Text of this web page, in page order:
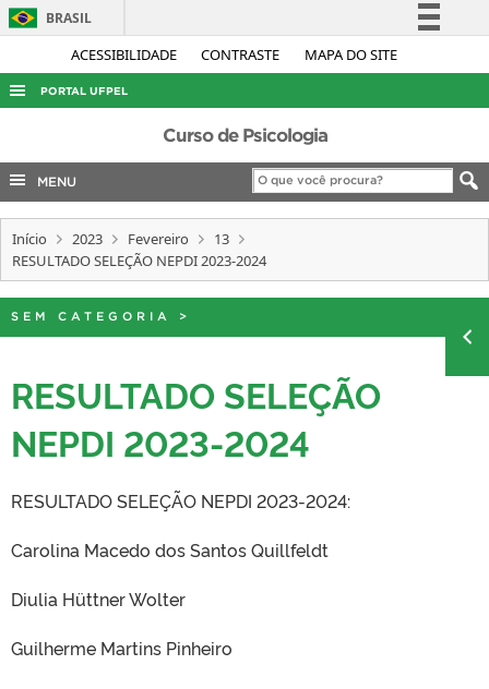
ACESSIBILIDADE CONTRASTE MAPA DO SITE
BRASIL
Simplifique!
Acesso à informação
Legislação
Canais
PORTAL UFPEL
ACESSO À INFORMAÇÃO
AUDITORIA
COBALTO
CONCURSOS
INTERNACIONAL
PORTARIAS
Curso de Psicologia
MENU
Início 2023 Fevereiro
13
RESULTADO SELEÇÃO NEPDI 2023-2024
SEM CATEGORIA >
RESULTADO SELEÇÃO
NEPDI 2023-2024
RESULTADO SELEÇÃO NEPDI 2023-2024:
Carolina Macedo dos Santos Quillfeldt
Diulia Hüttner Wolter
Guilherme Martins Pinheiro